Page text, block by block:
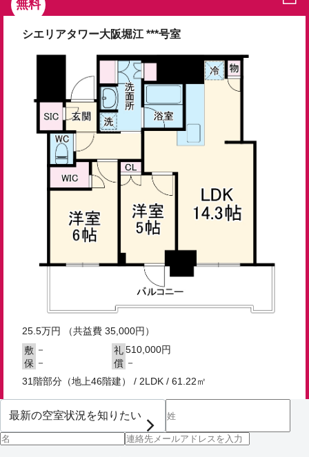
無料
シエリアタワー大阪堀江 ***号室
25.5万円
（共益費 35,000円）
敷 － 礼510,000円
保 － 償 －
31階部分（地上46階建） / 2LDK / 61.22㎡